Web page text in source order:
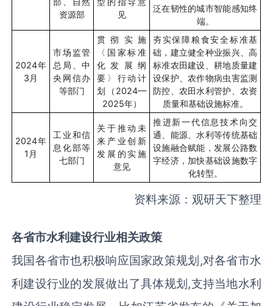
资源部
见
泛在韧性的城市智能感知终
端。
2024年
3 月
市场监管
总局、中
央网信办
等部门
贯彻实施
〈国家标准
化发展纲
要〉行动计
划（ 2024—
2025年）
夯实保障粮食安全标准基
础，建立健全种业振兴、高
标准农田建设、耕地质量建
设保护、农作物病虫害监测
防控、农田水利管护、农资
质量和基础设施标准。
2024年
1 月
工业和信
息化部等
七部门
关于推动未
来产业创新
发展的实施
意见
推进新一代信息技术向交
通、能源、水利等传统基础
设施融合赋能，发展公路数
字经济，加快基础设施数字
化转型。
资料来源：观研天下整理
各省市水利建设行业相关政策
我国各省市也积极响应国家政策规划,对各省市水
利建设行业的发展做出了具体规划,支持当地水利